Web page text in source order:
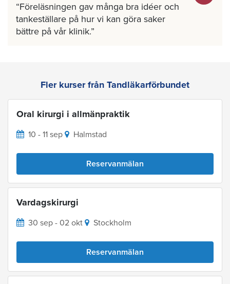
Föreläsningen gav många bra idéer och
tankeställare på hur vi kan göra saker
bättre på vår klinik.
Fler kurser från Tandläkarförbundet
Oral kirurgi i allmänpraktik
10 - 11 sep Halmstad
Reservanmälan
Vardagskirurgi
30 sep - 02 okt Stockholm
Reservanmälan